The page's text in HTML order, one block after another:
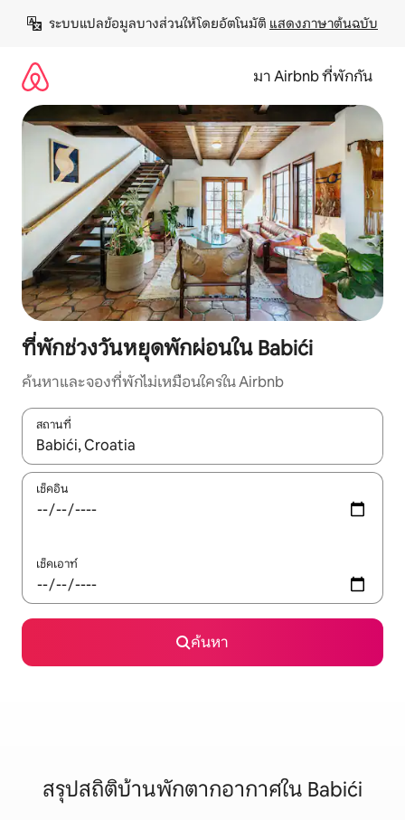
เนื้อหา
ระบบแปลข้อมูลบางส่วนให้โดยอัตโนมัติ แสดงภาษาต้นฉบับ
มา Airbnb ที่พักกัน
ที่พักช่วงวันหยุดพักผ่อนใน Babići
ค้นหาและจองที่พักไม่เหมือนใครใน Airbnb
สถานที่
ใช้ลูกศรขึ้นลง หรือใช้การสัมผัสหรือปัด เพื่อสำรวจผลการค้นหา
เช็คอิน
เช็คเอาท์
ค้นหา
สรุปสถิติบ้านพักตากอากาศใน Babići